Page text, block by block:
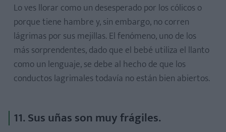
Lo ves llorar como un desesperado por los cólicos o
porque tiene hambre y, sin embargo, no corren
lágrimas por sus mejillas. El fenómeno, uno de los
más sorprendentes, dado que el bebé utiliza el llanto
como un lenguaje, se debe al hecho de que los
conductos lagrimales todavía no están bien abiertos.
11. Sus uñas son muy frágiles.